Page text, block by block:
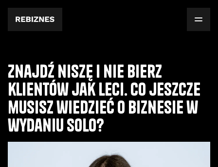
Znajdź niszę i nie bierz
klientów jak leci. Co jeszcze
musisz wiedzieć o biznesie w
wydaniu solo?